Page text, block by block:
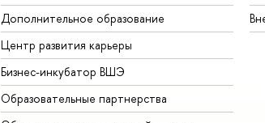
Дополнительное образование
Центр развития карьеры
Бизнес-инкубатор ВШЭ
Образовательные партнерства